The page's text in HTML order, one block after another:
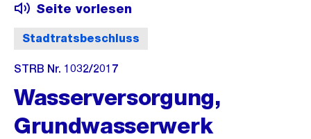
Stadtratsbeschluss
Seite vorlesen
STRB Nr. 1032/2017
Wasserversorgung,
Grundwasserwerk